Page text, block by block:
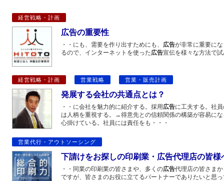
経営戦略・計画
広告の重要性
・・にも、需要を作り出すためにも、 広告が非常に重要に
るので、インターネットを使った広告宣伝を様々な方法で
経営戦略・計画 営業戦略 営業・販売計画
発展する会社の共通点とは？
・・に会社を魅力的に紹介する。採用 広告に工夫する。社
は人柄を重視する。→得意先との信頼関係の構築が容易に
心掛けている。社員には責任をも・・・
営業代行・アウトソーシング
下請けをお探しの印刷業・広告代理店の皆様
・・同業の印刷業の皆さまや、多くの広告代理店の皆さま
ですが、皆さまのお役に立てるパートナーでありたいと思